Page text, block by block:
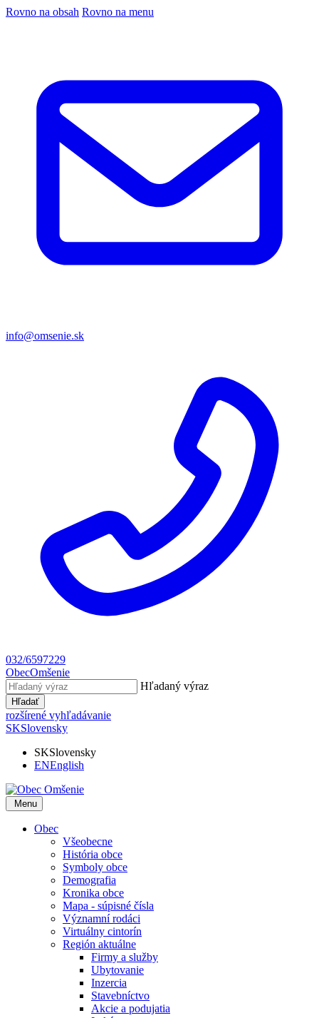
Rovno na obsah Rovno na menu
info@omsenie.sk
032/6597229
ObecOmšenie
Hľadaný výraz
Hľadať
rozšírené vyhľadávanie
SKSlovensky
SKSlovensky
ENEnglish
Menu
Obec
Všeobecne
História obce
Symboly obce
Demografia
Kronika obce
Mapa - súpisné čísla
Významní rodáci
Virtuálny cintorín
Región aktuálne
Firmy a služby
Ubytovanie
Inzercia
Stavebníctvo
Akcie a podujatia